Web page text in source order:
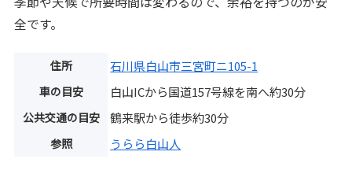
全です。
住所 石川県白山市三宮町ニ105-1
車の目安 白山ICから国道157号線を南へ約30分
公共交通の目安 鶴来駅から徒歩約30分
参照 うらら白山人